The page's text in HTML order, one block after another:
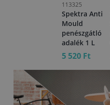
113325
Spektra Anti
Mould
penészgátló
adalék 1 L
5 520 Ft